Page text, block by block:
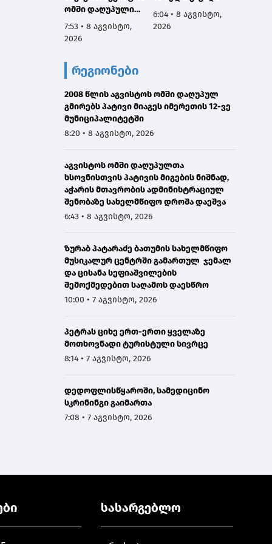
ომში დაღუპული
გმირების ხსოვნას,
მათი პატრიოტიზმი
ვალი ამ გმირების
წინაშე,
ყველაფერი
გავაკეთოთ
მშვიდობიანი გზით
საქართველოს
აღსადგენად
7:53 • 8 აგვისტო,
2026
6:04 • 8 აგვისტო,
2026
რეგიონები
2008 წლის აგვისტოს ომში დაღუპულ
გმირებს პატივი მიაგეს იმერეთის 12-ვე
მუნიციპალიტეტში
8:20 • 8 აგვისტო, 2026
აგვისტოს ომში დაღუპულთა
ხსოვნისთვის პატივის მიგების ნიშნად,
აჭარის მთავრობის ადმინისტრაციულ
შენობაზე სახელმწიფო დროშა დაეშვა
6:43 • 8 აგვისტო, 2026
ზურაბ პატარაძე ბათუმის სახელმწიფო
მუსიკალურ ცენტრში გამართულ ჯემალ
და ცისანა სეფიაშვილების
შემოქმედებით საღამოს დაესწრო
10:00 • 7 აგვისტო, 2026
პეტრას ციხე ერთ-ერთი ყველაზე
მოთხოვნადი ტურისტული სივრცე
8:14 • 7 აგვისტო, 2026
დედოფლისწყაროში, სამედიცინო
სკრინინგი გაიმართა
7:08 • 7 აგვისტო, 2026
სასარგებლო